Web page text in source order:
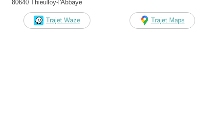
80640 Thieulloy-l'Abbaye
Trajet Waze Trajet Maps